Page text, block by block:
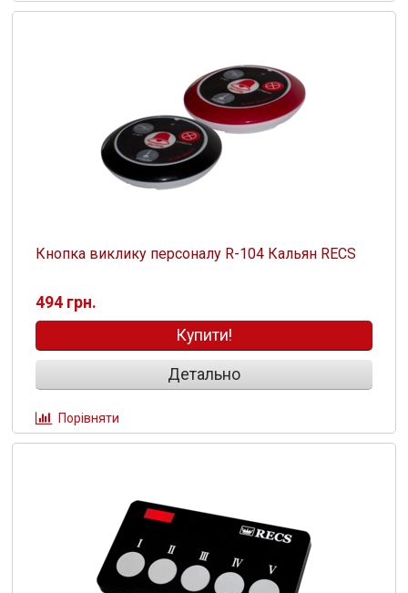
Кнопка виклику персоналу R-104 Кальян RECS
494 грн.
Купити!
Детально
Порівняти